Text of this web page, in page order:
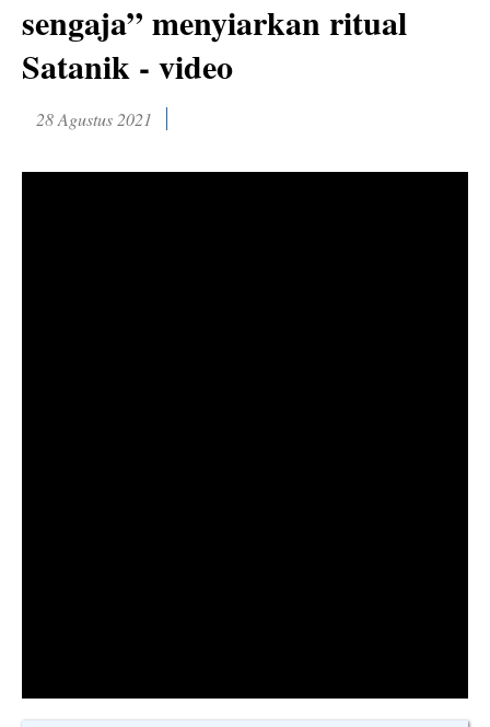
sengaja” menyiarkan ritual
Satanik - video
28 Agustus 2021